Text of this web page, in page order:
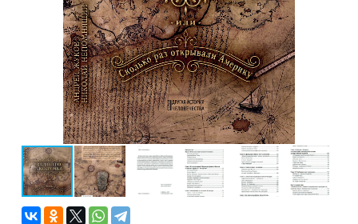
Военная
история
Конспирология
Политика
Религия
Туризм
Разное
Кухня,
гастрономия,
кулинария